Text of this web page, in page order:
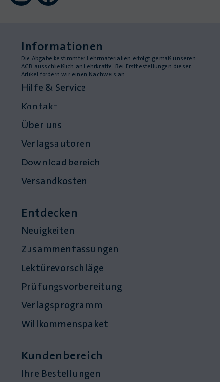
Informationen
Die Abgabe bestimmter Lehrmaterialien erfolgt gemäß unseren
AGB ausschließlich an Lehrkräfte. Bei Erstbestellungen dieser
Artikel fordern wir einen Nachweis an.
Hilfe & Service
Kontakt
Über uns
Verlagsautoren
Downloadbereich
Versandkosten
Entdecken
Neuigkeiten
Zusammenfassungen
Lektürevorschläge
Prüfungsvorbereitung
Verlagsprogramm
Willkommenspaket
Kundenbereich
Ihre Bestellungen